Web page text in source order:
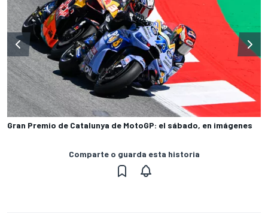
Gran Premio de Catalunya de MotoGP: el sábado, en imágenes
Comparte o guarda esta historia